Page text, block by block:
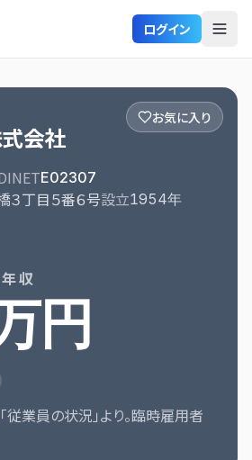
ログイン
お気に入り
会社
E02307
丁目５番６号設立1954年
収
円
業員の状況」より。臨時雇用者